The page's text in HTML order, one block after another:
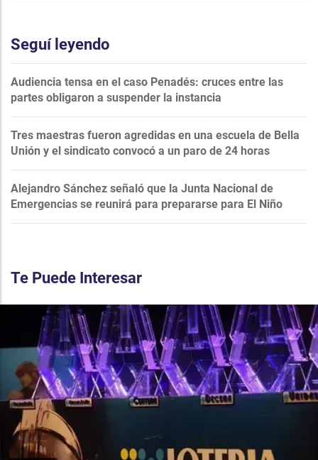
Seguí leyendo
Audiencia tensa en el caso Penadés: cruces entre las
partes obligaron a suspender la instancia
Tres maestras fueron agredidas en una escuela de Bella
Unión y el sindicato convocó a un paro de 24 horas
Alejandro Sánchez señaló que la Junta Nacional de
Emergencias se reunirá para prepararse para El Niño
Te Puede Interesar